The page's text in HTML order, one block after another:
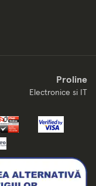
Proline
Electronice si IT